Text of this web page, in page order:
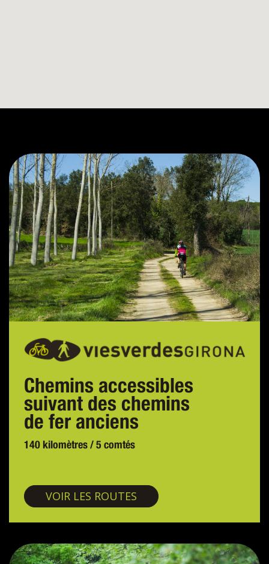
Chemins accessibles
suivant des chemins
de fer anciens
140 kilomètres / 5 comtés
VOIR LES ROUTES Voies vertes